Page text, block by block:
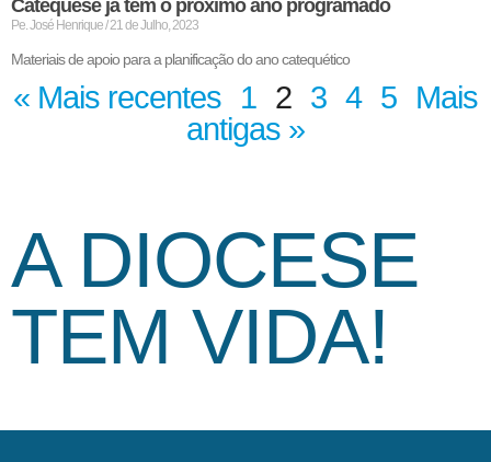
Catequese já tem o próximo ano programado
Pe. José Henrique 21 de Julho, 2023
Materiais de apoio para a planificação do ano catequético
« Mais recentes 1 2 3 4 5 Mais
antigas »
A DIOCESE
TEM VIDA!